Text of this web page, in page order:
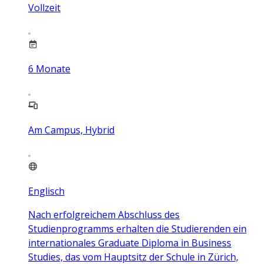
Vollzeit
6 Monate
Am Campus, Hybrid
Englisch
Nach erfolgreichem Abschluss des
Studienprogramms erhalten die Studierenden ein
internationales Graduate Diploma in Business
Studies, das vom Hauptsitz der Schule in Zürich,